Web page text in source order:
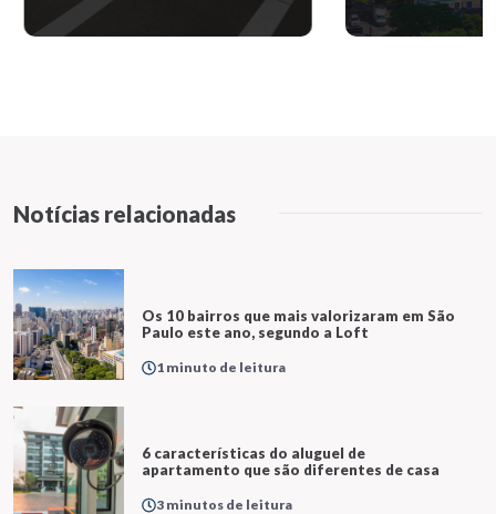
Notícias relacionadas
Os 10 bairros que mais valorizaram em São
Paulo este ano, segundo a Loft
1 minuto de leitura
6 características do aluguel de
apartamento que são diferentes de casa
3 minutos de leitura